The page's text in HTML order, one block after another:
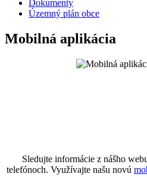
Dokumenty
Územný plán obce
Mobilná aplikácia
Sledujte informácie z nášho
telefónoch. Využívajte našu novú